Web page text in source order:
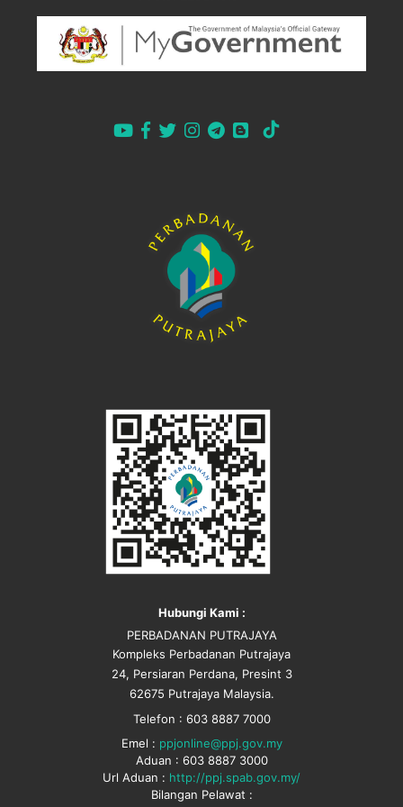
Hubungi Kami :
PERBADANAN PUTRAJAYA
Kompleks Perbadanan Putrajaya
24, Persiaran Perdana, Presint 3
62675 Putrajaya Malaysia.
Telefon : 603 8887 7000
Emel : ppjonline@ppj.gov.my
Aduan : 603 8887 3000
Url Aduan : http://ppj.spab.gov.my/
Bilangan Pelawat :